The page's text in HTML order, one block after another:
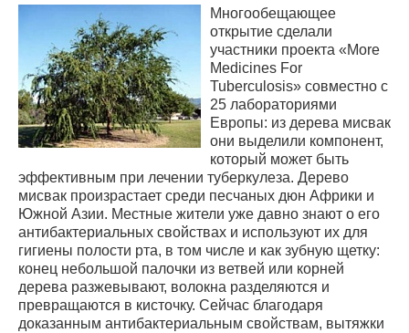
Многообещающее
открытие сделали
участники проекта «More
Medicines For
Tuberculosis» совместно с
25 лабораториями
Европы: из дерева мисвак
они выделили компонент,
который может быть
эффективным при лечении туберкулеза. Дерево
мисвак произрастает среди песчаных дюн Африки и
Южной Азии. Местные жители уже давно знают о его
антибактериальных свойствах и используют их для
гигиены полости рта, в том числе и как зубную щетку:
конец небольшой палочки из ветвей или корней
дерева разжевывают, волокна разделяются и
превращаются в кисточку. Сейчас благодаря
доказанным антибактериальным свойствам, вытяжки